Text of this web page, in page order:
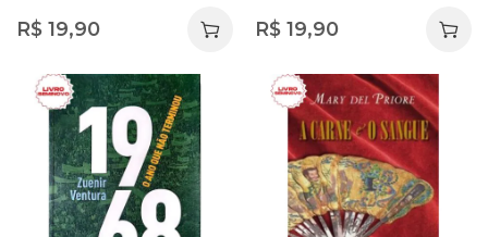
R$ 19,90 R$ 19,90